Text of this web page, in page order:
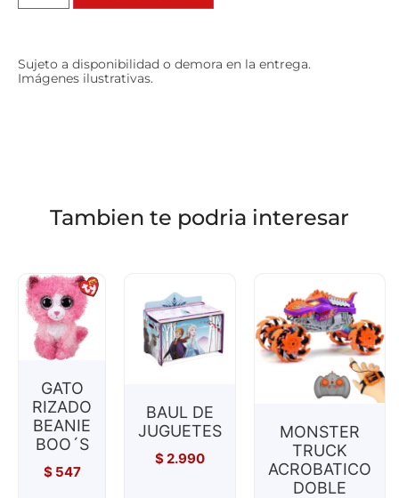
Sujeto a disponibilidad o demora en la entrega.
Imágenes ilustrativas.
Tambien te podria interesar
GATO
RIZADO
BEANIE
BOO´S
$547
BAUL DE
JUGUETES
$2.990
MONSTER
TRUCK
ACROBATICO
DOBLE